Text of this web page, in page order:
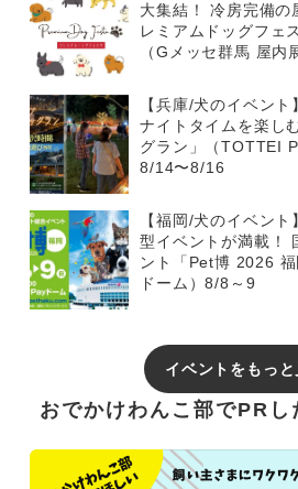
大集結！ 冷房完備の
レミアムドッグフェ
（Gメッセ群馬 屋
【兵庫/犬のイベン
ナイトタイムを楽し
グラン」（TOTTEI
8/14〜8/16
【福岡/犬のイベン
型イベントが満載！
ント「Pet博 2026
ドーム）8/8～9
イベントをもっと
おでかけわんこ部でPRし